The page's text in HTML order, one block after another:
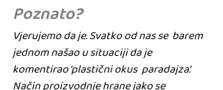
Poznato?
Vjerujemo da je. Svatko od nas se  barem
jednom našao u situaciji da je
komentirao ‘plastični okus  paradajza’.